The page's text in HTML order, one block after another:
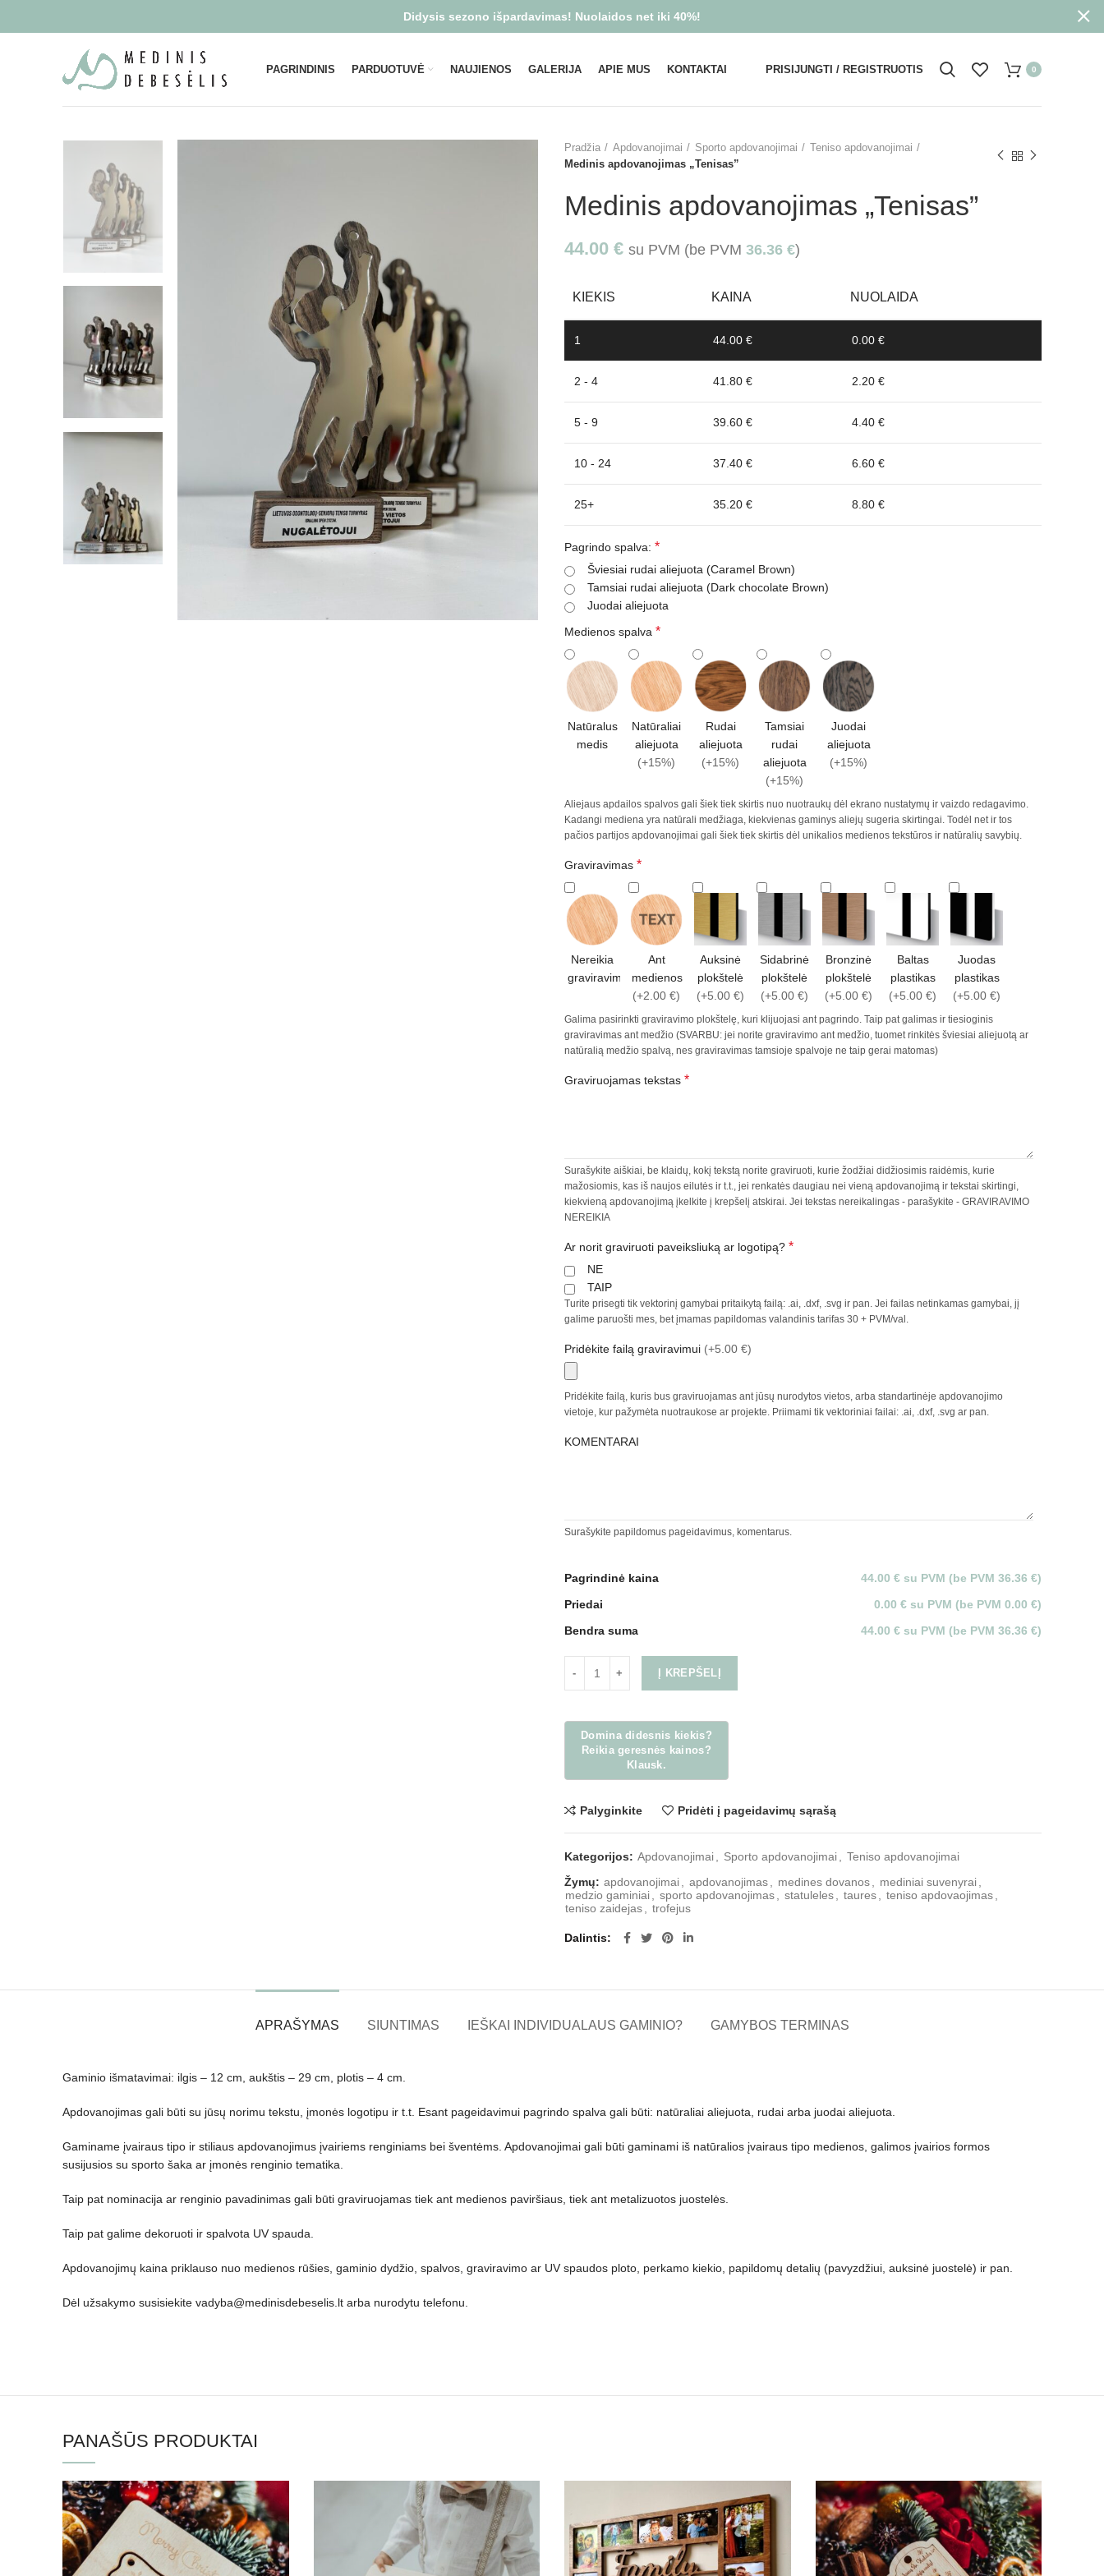
PAGRINDINIS PARDUOTUVĖ NAUJIENOS GALERIJA APIE MUS KONTAKTAI PRISIJUNGTI / REGISTRUOTIS 0
Pradžia Apdovanojimai Sporto apdovanojimai
Teniso apdovanojimai
Medinis apdovanojimas „Tenisas”
Medinis apdovanojimas „Tenisas”
44.00 € su PVM (be PVM 36.36 €)
KIEKIS KAINA NUOLAIDA
1 44.00 € 0.00 €
2 - 4 41.80 € 2.20 €
5 - 9 39.60 € 4.40 €
10 - 24 37.40 € 6.60 €
25+ 35.20 € 8.80 €
Pagrindo spalva: *
Šviesiai rudai aliejuota (Caramel Brown)
Tamsiai rudai aliejuota (Dark chocolate Brown)
Juodai aliejuota
Medienos spalva *
Natūralus
medis
Natūraliai
aliejuota
(+15%)
Rudai
aliejuota
(+15%)
Tamsiai
rudai
aliejuota
(+15%)
Juodai
aliejuota
(+15%)
Aliejaus apdailos spalvos gali šiek tiek skirtis nuo nuotraukų dėl ekrano nustatymų ir vaizdo redagavimo.
Kadangi mediena yra natūrali medžiaga, kiekvienas gaminys aliejų sugeria skirtingai. Todėl net ir tos
pačios partijos apdovanojimai gali šiek tiek skirtis dėl unikalios medienos tekstūros ir natūralių savybių.
Graviravimas *
Nereikia
graviravimo
Ant
medienos
(+2.00 €)
Auksinė
plokštelė
(+5.00 €)
Sidabrinė
plokštelė
(+5.00 €)
Bronzinė
plokštelė
(+5.00 €)
Baltas
plastikas
(+5.00 €)
Juodas
plastikas
(+5.00 €)
Galima pasirinkti graviravimo plokštelę, kuri klijuojasi ant pagrindo. Taip pat galimas ir tiesioginis
graviravimas ant medžio (SVARBU: jei norite graviravimo ant medžio, tuomet rinkitės šviesiai aliejuotą ar
natūralią medžio spalvą, nes graviravimas tamsioje spalvoje ne taip gerai matomas)
Graviruojamas tekstas *
Surašykite aiškiai, be klaidų, kokį tekstą norite graviruoti, kurie žodžiai didžiosimis raidėmis, kurie
mažosiomis, kas iš naujos eilutės ir t.t., jei renkatės daugiau nei vieną apdovanojimą ir tekstai skirtingi,
kiekvieną apdovanojimą įkelkite į krepšelį atskirai. Jei tekstas nereikalingas - parašykite - GRAVIRAVIMO
NEREIKIA
Ar norit graviruoti paveiksliuką ar logotipą? *
NE
TAIP
Turite prisegti tik vektorinį gamybai pritaikytą failą: .ai, .dxf, .svg ir pan. Jei failas netinkamas gamybai, jį
galime paruošti mes, bet įmamas papildomas valandinis tarifas 30 + PVM/val.
Pridėkite failą graviravimui (+5.00 €)
Pridėkite failą, kuris bus graviruojamas ant jūsų nurodytos vietos, arba standartinėje apdovanojimo
vietoje, kur pažymėta nuotraukose ar projekte. Priimami tik vektoriniai failai: .ai, .dxf, .svg ar pan.
KOMENTARAI
Surašykite papildomus pageidavimus, komentarus.
Pagrindinė kaina
44.00 € su PVM (be PVM 36.36 €)
Priedai
0.00 € su PVM (be PVM 0.00 €)
Bendra suma
44.00 € su PVM (be PVM 36.36 €)
Į KREPŠELĮ
Palyginkite Pridėti į pageidavimų sąrašą
Kategorijos: Apdovanojimai Sporto apdovanojimai
Teniso apdovanojimai
Žymų: apdovanojimai apdovanojimas medines dovanos mediniai suvenyrai
medzio gaminiai
sporto apdovanojimas statuleles taures teniso apdovaojimas
teniso zaidejas
trofejus
Dalintis
APRAŠYMAS SIUNTIMAS IEŠKAI INDIVIDUALAUS GAMINIO? GAMYBOS TERMINAS
Gaminio išmatavimai: ilgis – 12 cm, aukštis – 29 cm, plotis – 4 cm.
Apdovanojimas gali būti su jūsų norimu tekstu, įmonės logotipu ir t.t. Esant pageidavimui pagrindo spalva gali būti: natūraliai aliejuota, rudai arba juodai aliejuota.
Gaminame įvairaus tipo ir stiliaus apdovanojimus įvairiems renginiams bei šventėms. Apdovanojimai gali būti gaminami iš natūralios įvairaus tipo medienos, galimos įvairios formos
susijusios su sporto šaka ar įmonės renginio tematika.
Taip pat nominacija ar renginio pavadinimas gali būti graviruojamas tiek ant medienos paviršiaus, tiek ant metalizuotos juostelės.
Taip pat galime dekoruoti ir spalvota UV spauda.
Apdovanojimų kaina priklauso nuo medienos rūšies, gaminio dydžio, spalvos, graviravimo ar UV spaudos ploto, perkamo kiekio, papildomų detalių (pavyzdžiui, auksinė juostelė) ir pan.
Dėl užsakymo susisiekite vadyba@medinisdebeselis.lt arba nurodytu telefonu.
PANAŠŪS PRODUKTAI
Didysis sezono išpardavimas! Nuolaidos net iki 40%!